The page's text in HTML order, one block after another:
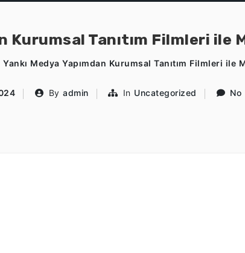
Kurumsal Tanıtım Filmleri ile
Yankı Medya Yapımdan Kurumsal Tanıtım Filmleri ile
By admin In Uncategorized No